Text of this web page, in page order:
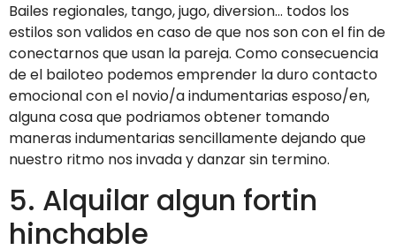
Bailes regionales, tango, jugo, diversion… todos los
estilos son validos en caso de que nos son con el fin de
conectarnos que usan la pareja. Como consecuencia
de el bailoteo podemos emprender la duro contacto
emocional con el novio/a indumentarias esposo/en,
alguna cosa que podri­amos obtener tomando
maneras indumentarias sencillamente dejando que
nuestro ritmo nos invada y danzar sin termino.
5. Alquilar algun fortin
hinchable